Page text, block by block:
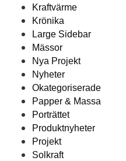
Kraftvärme
Krönika
Large Sidebar
Mässor
Nya Projekt
Nyheter
Okategoriserade
Papper & Massa
Porträttet
Produktnyheter
Projekt
Solkraft